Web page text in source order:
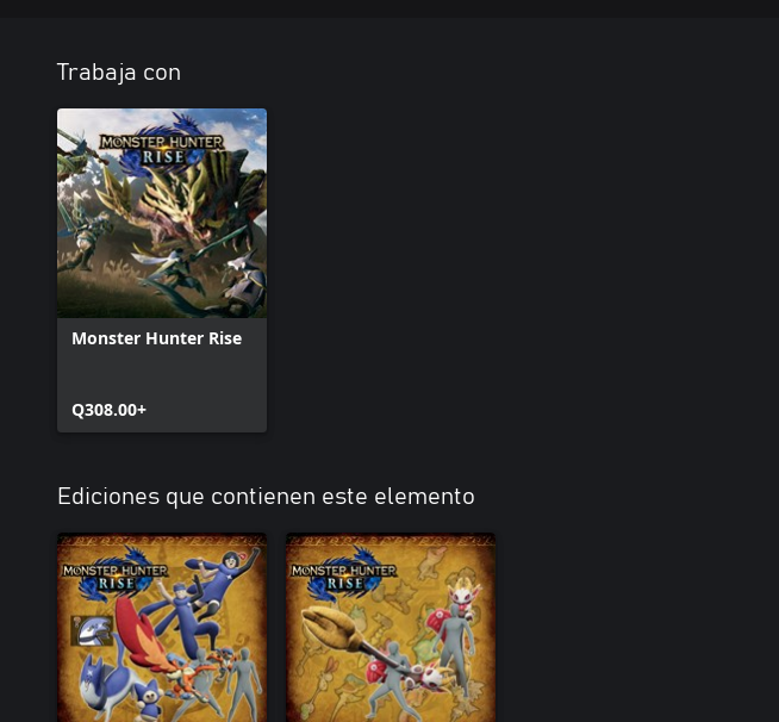
Trabaja con
Monster Hunter Rise
Q308.00+
Ediciones que contienen este elemento